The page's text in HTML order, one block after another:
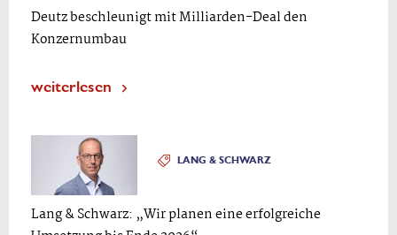
Deutz beschleunigt mit Milliarden-Deal den
Konzernumbau
weiterlesen
LANG & SCHWARZ
Lang & Schwarz: „Wir planen eine erfolgreiche